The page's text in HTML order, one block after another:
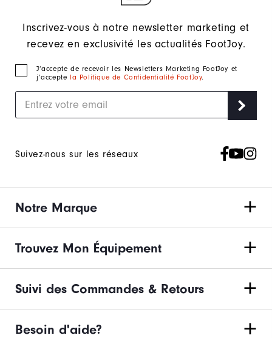
Inscrivez-vous à notre newsletter marketing et
recevez en exclusivité les actualités FootJoy.
J‘accepte de recevoir les Newsletters Marketing FootJoy et
j’accepte la Politique de Confidentialité FootJoy.
Suivez-nous sur les réseaux
Notre Marque
Trouvez Mon Équipement
Suivi des Commandes & Retours
Besoin d'aide?